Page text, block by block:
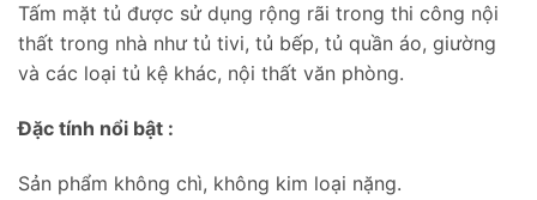
Tấm mặt tủ được sử dụng rộng rãi trong thi công nội
thất trong nhà như tủ tivi, tủ bếp, tủ quần áo, giường
và các loại tủ kệ khác, nội thất văn phòng.
Đặc tính nổi bật :
Sản phẩm không chì, không kim loại nặng.